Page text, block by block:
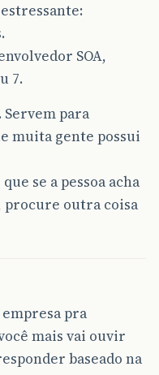
SOA,
7.
Servem para
muita gente possui
se a pessoa acha
procure outra coisa
pra
mais vai ouvir
baseado na